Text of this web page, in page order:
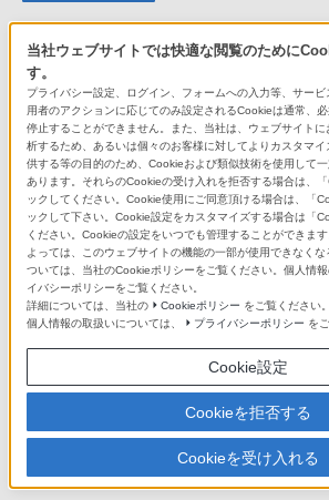
Bluetooth対応おすすめ
ノイズからもケーブルか
らも解き放たれ、重低音サ
ウンドに浸る。
雨や汗にも強いアクティ
ブノイキャンワイヤレス
ノイズ
らも解
ウ
雨や汗
ブノイ
当社ウェブサイトでは快適な閲覧のために
す。
プライバシー設定、ログイン、フォームへの入力等、サー
用者のアクションに応じてのみ設定されるCookieは通常、
停止することができません。また、当社は、ウェブサイト
析するため、あるいは個々のお客様に対してよりカスタマ
供する等の目的のため、Cookieおよび類似技術を使用して
あります。それらのCookieの受け入れを拒否する場合は、
ックしてください。Cookie使用にご同意頂ける場合は、「
ックして下さい。Cookie設定をカスタマイズする場合は「
ください。Cookieの設定をいつでも管理することができま
よっては、このウェブサイトの機能の一部が使用できなく
ついては、当社のCookieポリシーをご覧ください。個人情
イバシーポリシーをご覧ください。
詳細については、当社の
Cookieポリシー をご覧ください。
個人情報の取扱いについては、
プライバシーポリシー を
Cookie設定
Cookieを拒否する
Cookieを受け入れる